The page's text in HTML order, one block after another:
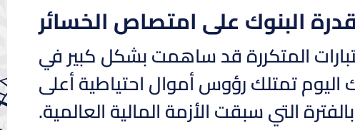
البنوك على امتصاص الخسائر
المتكررة قد ساهمت بشكل كبير في
تمتلك رؤوس أموال احتياطية أعلى
التي سبقت الأزمة المالية العالمية.